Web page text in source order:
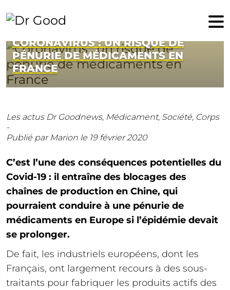
19 février 2020
CORONAVIRUS : UN RISQUE DE
PÉNURIE DE MÉDICAMENTS EN
FRANCE
Les actus Dr Goodnews, Médicament, Société, Corps
-
Publié par Marion le 19 février 2020
C’est l’une des conséquences potentielles du
Covid-19 : il entraîne des blocages des
chaînes de production en Chine, qui
pourraient conduire à une pénurie de
médicaments en Europe si l’épidémie devait
se prolonger.
De fait, les industriels européens, dont les
Français, ont largement recours à des sous-
traitants pour fabriquer les produits actifs des